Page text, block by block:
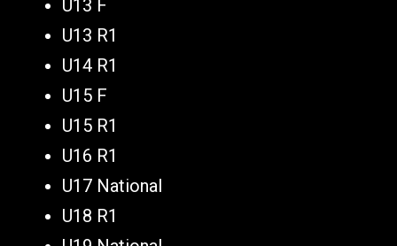
U13 F
U13 R1
U14 R1
U15 F
U15 R1
U16 R1
U17 National
U18 R1